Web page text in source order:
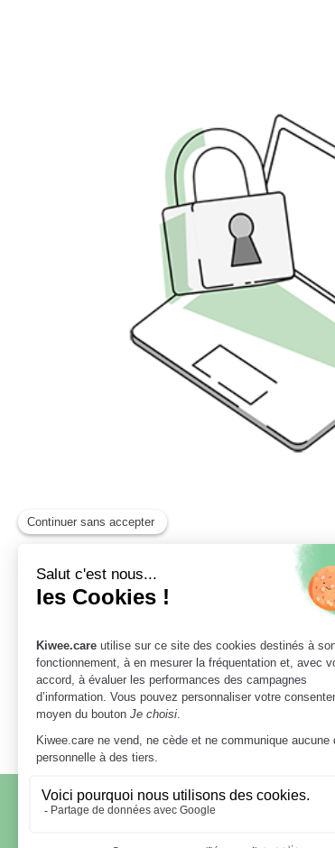
L’impact du
parEdouard DE LA TAILLE Fév
< Retour [Publié en février
du patient ? Au tournant
massivement dans le
RESTONS EN CONTACT